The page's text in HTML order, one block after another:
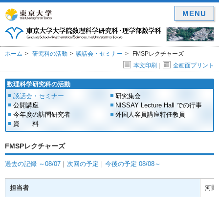
ホーム 研究科の活動 談話会・セミナー
FMSPレクチャーズ
本文印刷 | 全画面プリント
数理科学研究科の活動
談話会・セミナー
研究集会
公開講座
NISSAY Lecture Hall での行事
今年度の訪問研究者
外国人客員講座特任教員
資 料
FMSPレクチャーズ
過去の記録 ～08/07 ｜ 次回の予定 ｜ 今後の予定 08/08～
担当者 河野
MENU